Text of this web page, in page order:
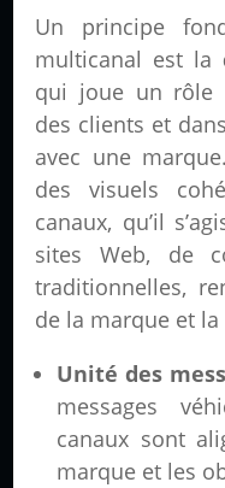
Un principe
multicanal est la
qui joue un rôle
des clients et
avec une
des visuels
canaux, qu’il
sites Web, de
traditionnelles,
de la marque et
Unité des
messages
canaux sont
marque et les